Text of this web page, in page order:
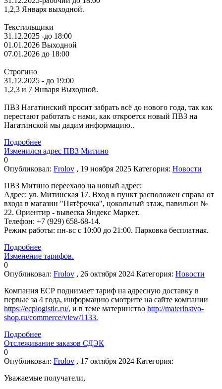
1,2,3 Января выходной.
Текстильщики
31.12.2025 -до 18:00
01.01.2026 Выходной
07.01.2026 до 18:00
Строгино
31.12.2025 - до 19:00
1,2,3 и 7 Января Выходной.
ПВЗ Нагатинский просит забрать всё до нового года, так как
перестают работать с нами, как откроется новый ПВЗ на
Нагатинской мы дадим информацию..
Подробнее
Изменился адрес ПВЗ Митино
0
Опубликовал: Frolov , 19 ноября 2025 Категория: Новости
ПВЗ Митино переехало на новый адрес:
Адрес: ул. Митинская 17. Вход в пункт расположен справа от
входа в магазин "Пятёрочка", цокольный этаж, павильон №
22. Ориентир - вывеска Яндекс Маркет.
Телефон: +7 (929) 658-68-14.
Режим работы: пн-вс с 10:00 до 21:00. Парковка бесплатная.
Подробнее
Изменение тарифов.
0
Опубликовал: Frolov , 26 октября 2024 Категория: Новости
Компания ЕСР поднимает тариф на адресную доставку в
первые за 4 года, информацию смотрите на сайте компании
https://ecplogistic.ru/, и в теме материнство http://materinstvo-
shop.ru/commerce/view/1133.
Подробнее
Отслеживание заказов СДЭК
0
Опубликовал: Frolov , 17 октября 2024 Категория:
Уважаемые получатели,